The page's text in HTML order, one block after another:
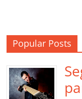
Popular Posts